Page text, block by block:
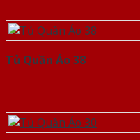
Tủ Quần Áo 38